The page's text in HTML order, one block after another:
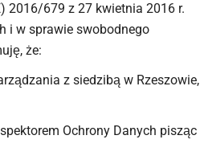
2016/679 z 27 kwietnia 2016 r.
i w sprawie swobodnego
że:
z siedzibą w Rzeszowie,
Ochrony Danych pisząc